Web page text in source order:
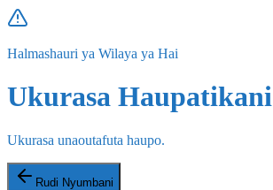
Halmashauri ya Wilaya ya Hai
Ukurasa Haupatikani
Ukurasa unaoutafuta haupo.
Rudi Nyumbani